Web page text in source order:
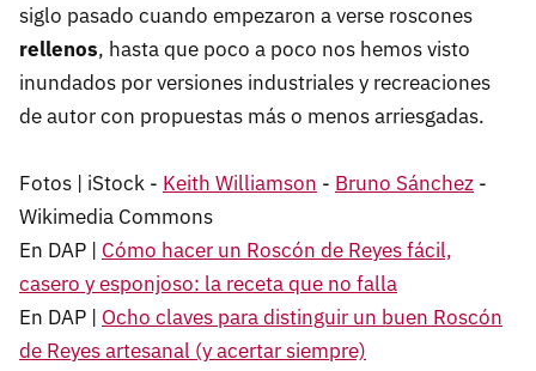
siglo pasado cuando empezaron a verse roscones
rellenos, hasta que poco a poco nos hemos visto
inundados por versiones industriales y recreaciones
de autor con propuestas más o menos arriesgadas.
Fotos | iStock - Keith Williamson - Bruno Sánchez -
Wikimedia Commons
En DAP | Cómo hacer un Roscón de Reyes fácil,
casero y esponjoso: la receta que no falla
En DAP | Ocho claves para distinguir un buen Roscón
de Reyes artesanal (y acertar siempre)